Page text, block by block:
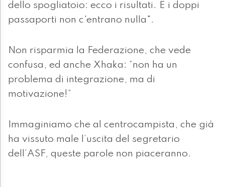
dello spogliatoio: ecco i risultati. E i doppi
passaporti non c'entrano nulla".
Non risparmia la Federazione, che vede
confusa, ed anche Xhaka: “non ha un
problema di integrazione, ma di
motivazione!”
Immaginiamo che al centrocampista, che già
ha vissuto male l’uscita del segretario
dell’ASF, queste parole non piaceranno.